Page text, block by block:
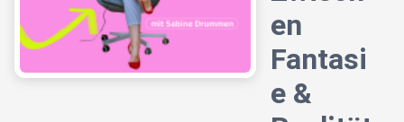
en
Fantasi
e &